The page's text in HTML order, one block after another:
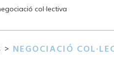
col·lectiva
> NEGOCIACIÓ